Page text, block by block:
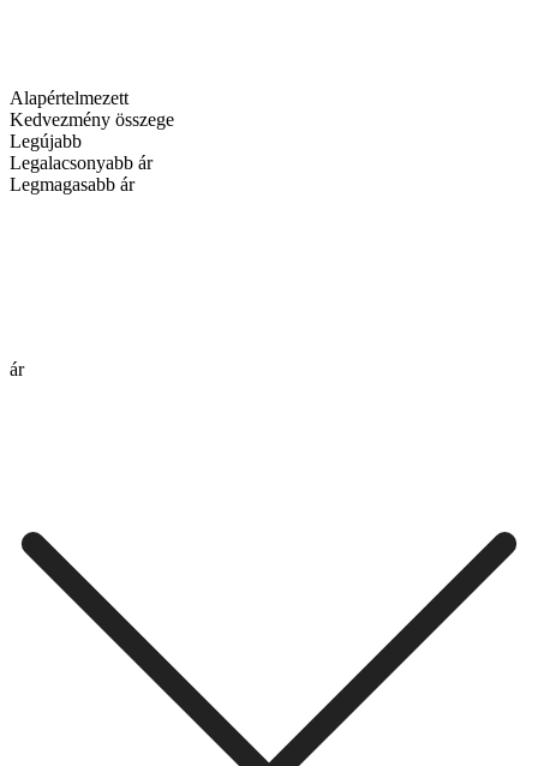
Alapértelmezett
Kedvezmény összege
Legújabb
Legalacsonyabb ár
Legmagasabb ár
ár